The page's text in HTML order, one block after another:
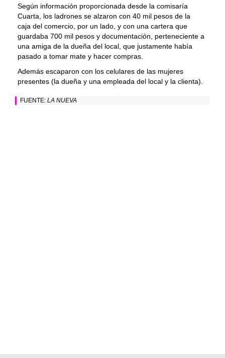
Según información proporcionada desde la comisaría
Cuarta, los ladrones se alzaron con 40 mil pesos de la
caja del comercio, por un lado, y con una cartera que
guardaba 700 mil pesos y documentación, perteneciente a
una amiga de la dueña del local, que justamente había
pasado a tomar mate y hacer compras.
Además escaparon con los celulares de las mujeres
presentes (la dueña y una empleada del local y la clienta).
FUENTE: LA NUEVA